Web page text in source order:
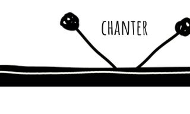
chanter